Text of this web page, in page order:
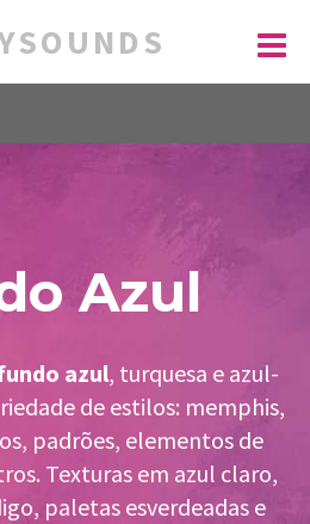
Azul
azul, turquesa e azul-
de estilos: memphis,
padrões, elementos de
Texturas em azul claro,
paletas esverdeadas e